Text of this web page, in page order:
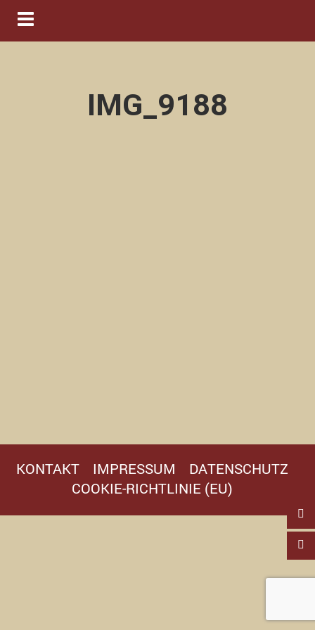
Navigation ein-/ausblenden
IMG_9188
KONTAKT IMPRESSUM
DATENSCHUTZ
COOKIE-RICHTLINIE (EU)